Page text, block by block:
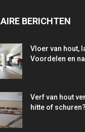
BERICHTEN
Vloer van hout,
Voordelen en
Verf van hout
hitte of schuren?